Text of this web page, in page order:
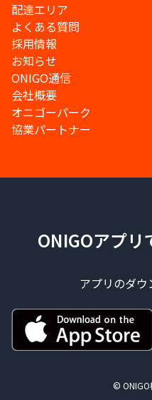
配達エリア
よくある質問
採用情報
お知らせ
ONIGO通信
会社概要
オニゴーパーク
協業パートナー
ONIGOアプリ
アプリのダウ
© ONIGO